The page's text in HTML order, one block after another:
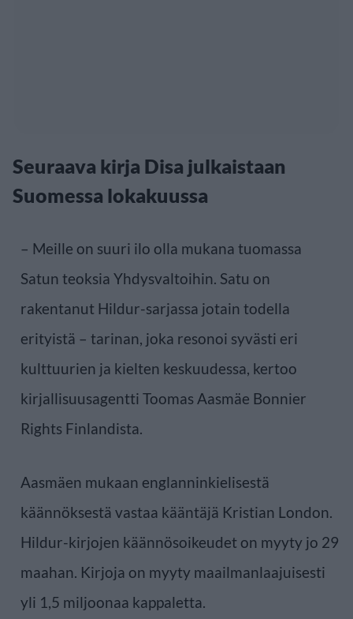
Seuraava kirja Disa julkaistaan
Suomessa lokakuussa
– Meille on suuri ilo olla mukana tuomassa
Satun teoksia Yhdysvaltoihin. Satu on
rakentanut Hildur-sarjassa jotain todella
erityistä – tarinan, joka resonoi syvästi eri
kulttuurien ja kielten keskuudessa, kertoo
kirjallisuusagentti Toomas Aasmäe Bonnier
Rights Finlandista.
Aasmäen mukaan englanninkielisestä
käännöksestä vastaa kääntäjä Kristian London.
Hildur-kirjojen käännösoikeudet on myyty jo 29
maahan. Kirjoja on myyty maailmanlaajuisesti
yli 1,5 miljoonaa kappaletta.